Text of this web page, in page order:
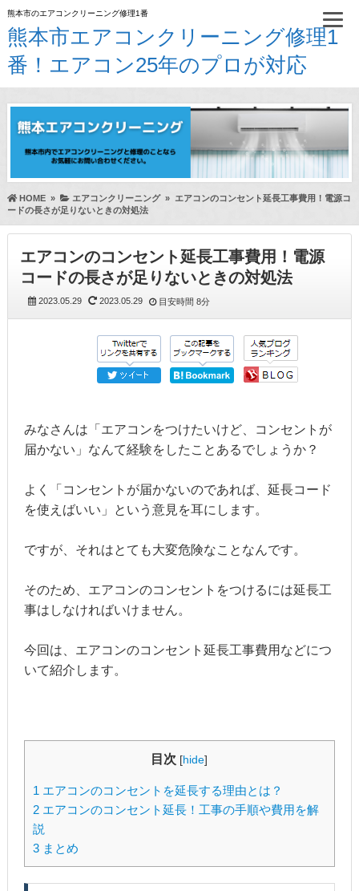
熊本市のエアコンクリーニング修理1番
熊本市エアコンクリーニング修理1
番！エアコン25年のプロが対応
HOME» エアコンクリーニング» エアコンのコンセント延長工事費用！電源コ
ードの長さが足りないときの対処法
エアコンのコンセント延長工事費用！電源
コードの長さが足りないときの対処法
2023.05.29 2023.05.29 目安時間 8分
みなさんは「エアコンをつけたいけど、コンセントが
届かない」なんて経験をしたことあるでしょうか？
よく「コンセントが届かないのであれば、延長コード
を使えばいい」という意見を耳にします。
ですが、それはとても大変危険なことなんです。
そのため、エアコンのコンセントをつけるには延長工
事はしなければいけません。
今回は、エアコンのコンセント延長工事費用などにつ
いて紹介します。
目次 [hide]
1 エアコンのコンセントを延長する理由とは？
2エアコンのコンセント延長！工事の手順や費用を解
説
3まとめ